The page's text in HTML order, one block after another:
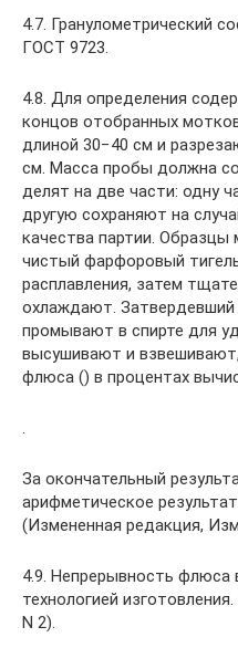
4.7. Гранулометрический
ГОСТ 9723.
4.8. Для определения
концов отобранных
длиной 30−40 см и
см. Масса пробы должна
делят на две части: одну
другую сохраняют на
качества партии.
чистый фарфоровый
расплавления, затем
охлаждают.
промывают в спирте для
высушивают и
флюса () в процентах
.
За окончательный
арифметическое
(Измененная редакция,
4.9. Непрерывность флюса
технологией
N 2).